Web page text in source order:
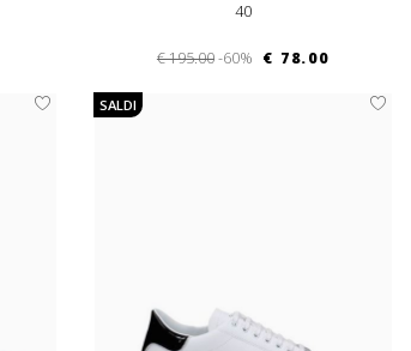
40
€ 195.00-60% € 78.00
SALDI